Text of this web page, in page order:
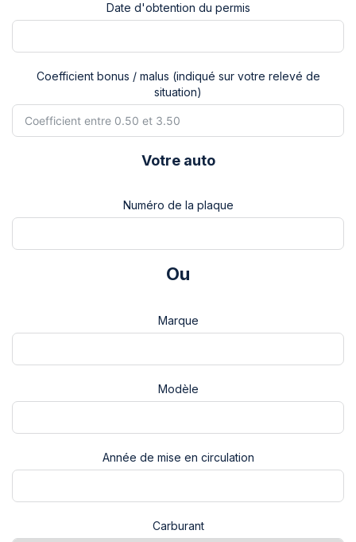
Date d'obtention du permis
Coefficient bonus / malus (indiqué sur votre relevé de
situation)
Votre auto
Numéro de la plaque
Ou
Marque
Modèle
Année de mise en circulation
Carburant